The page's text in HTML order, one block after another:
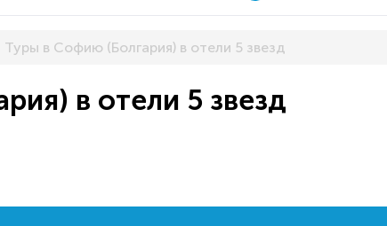
Туры в Софию (Болгария) в отели 5 звезд
в отели 5 звезд